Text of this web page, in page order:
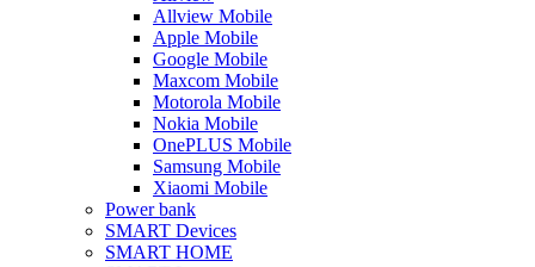
Allview Mobile
Apple Mobile
Google Mobile
Maxcom Mobile
Motorola Mobile
Nokia Mobile
OnePLUS Mobile
Samsung Mobile
Xiaomi Mobile
Power bank
SMART Devices
SMART HOME